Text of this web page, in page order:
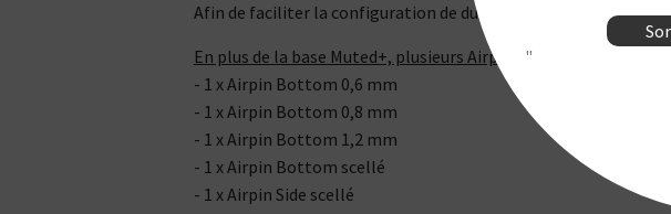
Afin de faciliter la configuration de du flux d'air, un
calculateur
En plus de la base Muted+, plusieurs Airpins sont inclus :
- 1 x Airpin Bottom 0,6 mm
- 1 x Airpin Bottom 0,8 mm
- 1 x Airpin Bottom 1,2 mm
- 1 x Airpin Bottom scellé
- 1 x Airpin Side scellé
"